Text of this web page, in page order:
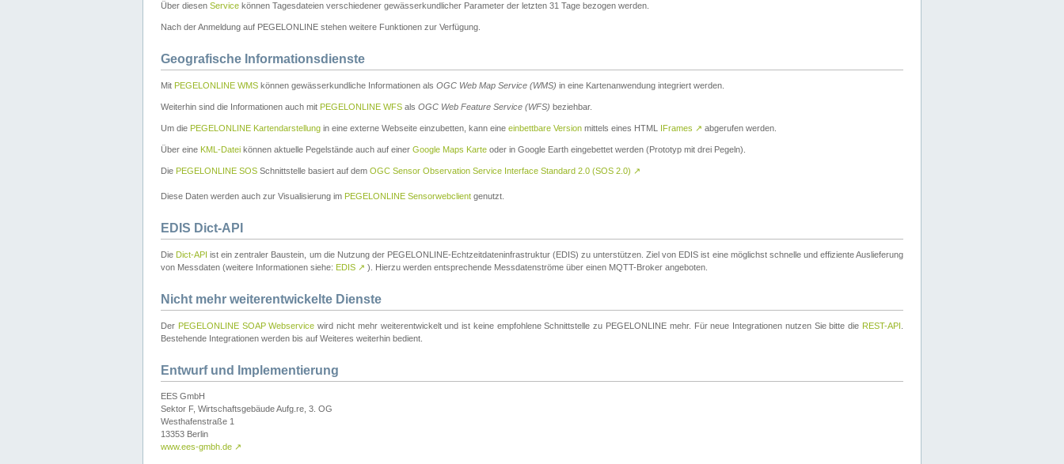
Über diesen Service können Tagesdateien verschiedener gewässerkundlicher Parameter der letzten 31 Tage bezogen werden.
Nach der Anmeldung auf PEGELONLINE stehen weitere Funktionen zur Verfügung.
Geografische Informationsdienste
Mit PEGELONLINE WMS können gewässerkundliche Informationen als OGC Web Map Service (WMS) in eine Kartenanwendung integriert werden.
Weiterhin sind die Informationen auch mit PEGELONLINE WFS als OGC Web Feature Service (WFS) beziehbar.
Um die PEGELONLINE Kartendarstellung in eine externe Webseite einzubetten, kann eine einbettbare Version mittels eines HTML IFrames ↗ abgerufen werden.
Über eine KML-Datei können aktuelle Pegelstände auch auf einer Google Maps Karte oder in Google Earth eingebettet werden (Prototyp mit drei Pegeln).
Die PEGELONLINE SOS Schnittstelle basiert auf dem OGC Sensor Observation Service Interface Standard 2.0 (SOS 2.0) ↗
Diese Daten werden auch zur Visualisierung im PEGELONLINE Sensorwebclient genutzt.
EDIS Dict-API
Die Dict-API ist ein zentraler Baustein, um die Nutzung der PEGELONLINE-Echtzeitdateninfrastruktur (EDIS) zu unterstützen. Ziel von EDIS ist eine möglichst schnelle und effiziente Auslieferung
von Messdaten (weitere Informationen siehe: EDIS ↗ ). Hierzu werden entsprechende Messdatenströme über einen MQTT-Broker angeboten.
Nicht mehr weiterentwickelte Dienste
Der PEGELONLINE SOAP Webservice wird nicht mehr weiterentwickelt und ist keine empfohlene Schnittstelle zu PEGELONLINE mehr. Für neue Integrationen nutzen Sie bitte die REST-API
Bestehende Integrationen werden bis auf Weiteres weiterhin bedient.
Entwurf und Implementierung
EES GmbH
Sektor F, Wirtschaftsgebäude Aufg.re, 3. OG
Westhafenstraße 1
13353 Berlin
www.ees-gmbh.de ↗